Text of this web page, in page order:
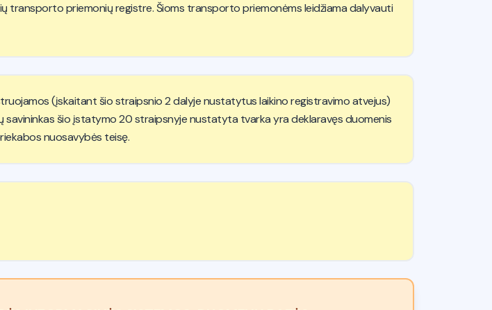
transporto priemonių registre. Šioms transporto priemonėms leidžiama dalyvauti
(įskaitant šio straipsnio 2 dalyje nustatytus laikino registravimo atvejus)
šio įstatymo 20 straipsnyje nustatyta tvarka yra deklaravęs duomenis
nuosavybės teisę.